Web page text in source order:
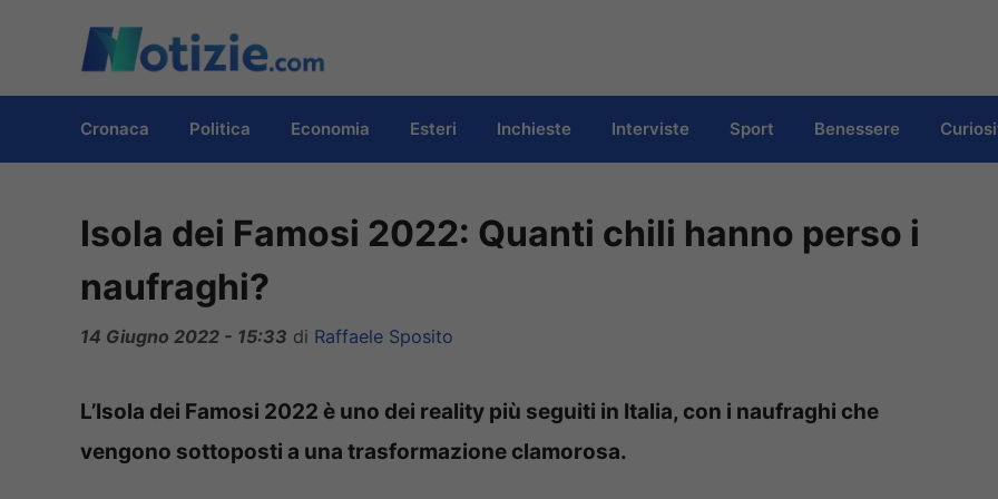
contenuto
Cronaca Politica Economia Esteri Inchieste Interviste Sport Benessere
Isola dei Famosi 2022: Quanti chili hanno perso i
naufraghi?
14 Giugno 2022 - 15:33 di Raffaele Sposito
L’Isola dei Famosi 2022 è uno dei reality più seguiti in Italia, con i naufraghi che
vengono sottoposti a una trasformazione clamorosa.